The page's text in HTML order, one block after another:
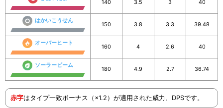
140 3.5 3 40
はかいこうせん
150 3.8 3.3 39.48
オーバーヒート
160 4 2.6 40
ソーラービーム
180 4.9 2.7 36.74
赤字はタイプ一致ボーナス（×1.2）が適用された威力、DPSです。